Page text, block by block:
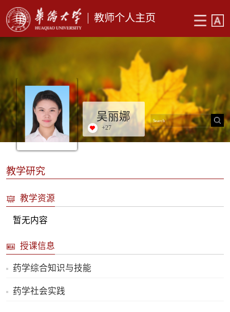
教师个人主页
吴丽娜
+27
教学研究
教学资源
暂无内容
授课信息
药学综合知识与技能
药学社会实践